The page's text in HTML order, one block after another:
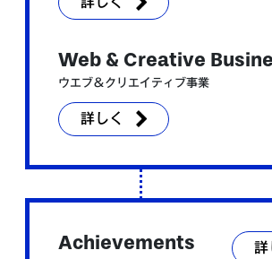
Web & Creative
ウエブ＆クリエイティブ事業
詳しく
Achievements 詳